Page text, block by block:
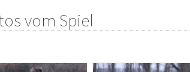
vom Spiel